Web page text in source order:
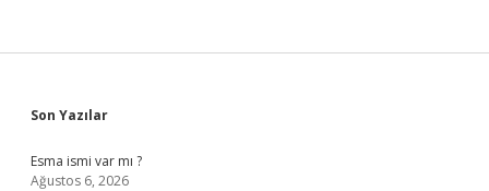
Sidebar
Son Yazılar
Esma ismi var mı ?
Ağustos 6, 2026